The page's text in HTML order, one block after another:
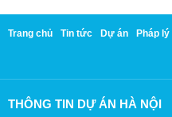
Trang chủ Tin tức Dự án Pháp lý
THÔNG TIN DỰ ÁN HÀ NỘI